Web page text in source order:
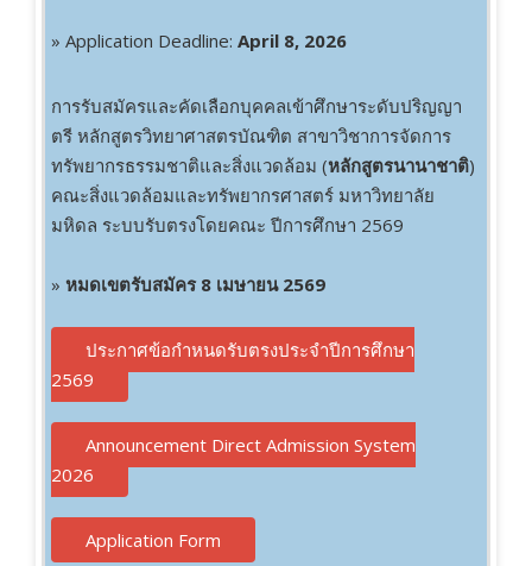
» Application Deadline: April 8, 2026
การรับสมัครและคัดเลือกบุคคลเข้าศึกษาระดับปริญญา
ตรี หลักสูตรวิทยาศาสตรบัณฑิต สาขาวิชาการจัดการ
ทรัพยากรธรรมชาติและสิ่งแวดล้อม (หลักสูตรนานาชาติ)
คณะสิ่งแวดล้อมและทรัพยากรศาสตร์ มหาวิทยาลัย
มหิดล ระบบรับตรงโดยคณะ ปีการศึกษา 2569
» หมดเขตรับสมัคร 8 เมษายน 2569
ประกาศข้อกำหนดรับตรงประจำปีการศึกษา
2569
Announcement Direct Admission System
2026
Application Form